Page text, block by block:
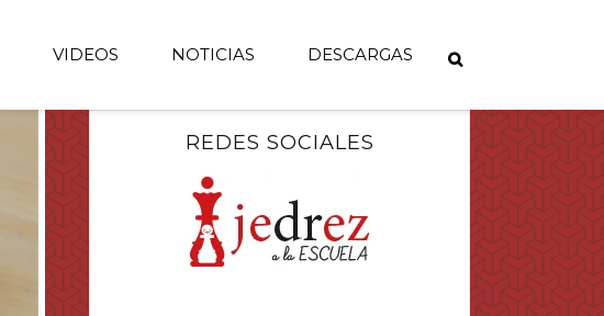
VIDEOS NOTICIAS DESCARGAS
REDES SOCIALES